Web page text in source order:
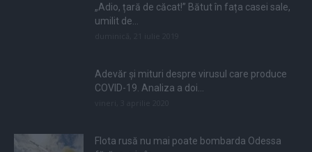
„Adio, țară de căcat!” Bătut în fața casei sale,
umilit de...
Adevăr și mituri despre virusul care produce
COVID-19. Analiza a doi...
Flota rusă nu mai poate bombarda Odessa